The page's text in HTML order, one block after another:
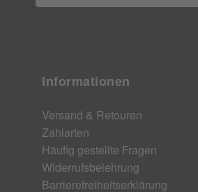
Informationen
Versand & Retouren
Zahlarten
Häufig gestellte Fragen
Widerrufsbelehrung
Barrierefreiheitserklärung